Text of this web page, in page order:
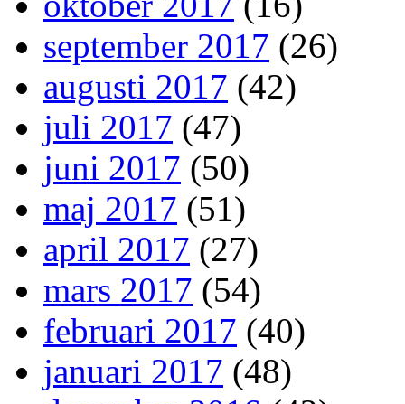
september 2017 (26)
augusti 2017 (42)
juli 2017 (47)
juni 2017 (50)
maj 2017 (51)
april 2017 (27)
mars 2017 (54)
februari 2017 (40)
januari 2017 (48)